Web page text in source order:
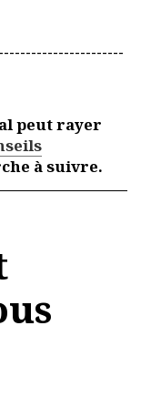
peut rayer
à suivre.